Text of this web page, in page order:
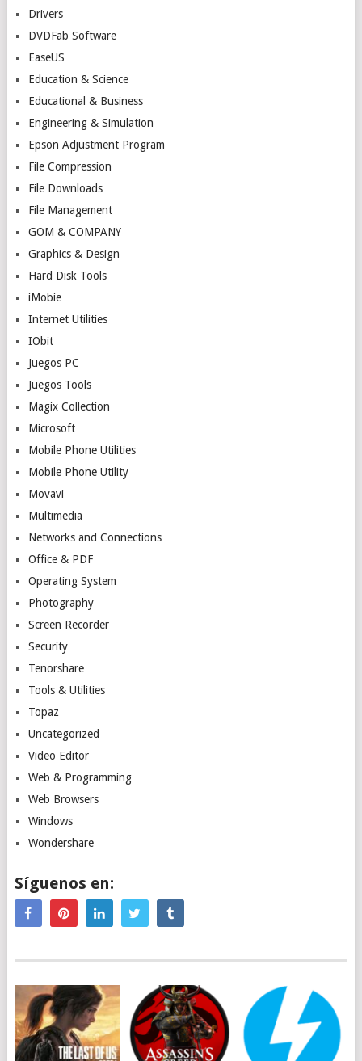
Drivers
DVDFab Software
EaseUS
Education & Science
Educational & Business
Engineering & Simulation
Epson Adjustment Program
File Compression
File Downloads
File Management
GOM & COMPANY
Graphics & Design
Hard Disk Tools
iMobie
Internet Utilities
IObit
Juegos PC
Juegos Tools
Magix Collection
Microsoft
Mobile Phone Utilities
Mobile Phone Utility
Movavi
Multimedia
Networks and Connections
Office & PDF
Operating System
Photography
Screen Recorder
Security
Tenorshare
Tools & Utilities
Topaz
Uncategorized
Video Editor
Web & Programming
Web Browsers
Windows
Wondershare
Síguenos en: